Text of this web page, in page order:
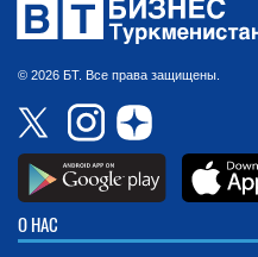
© 2026 БТ. Все права защищены.
О НАС